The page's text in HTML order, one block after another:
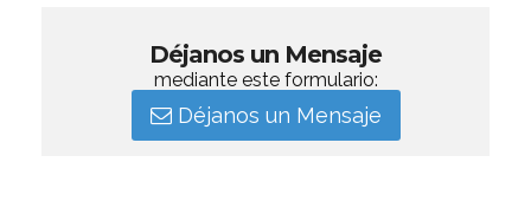
Déjanos un Mensaje
mediante este formulario:
Déjanos un Mensaje